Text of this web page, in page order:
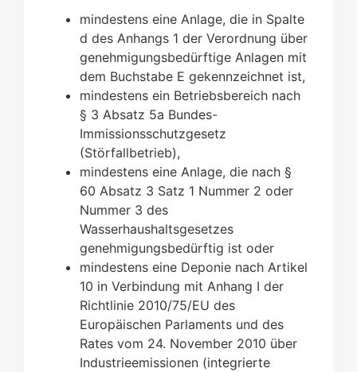
mindestens eine Anlage, die in Spalte
d des Anhangs 1 der Verordnung über
genehmigungsbedürftige Anlagen mit
dem Buchstabe E gekennzeichnet ist,
mindestens ein Betriebsbereich nach
§ 3 Absatz 5a Bundes-
Immissionsschutzgesetz
(Störfallbetrieb),
mindestens eine Anlage, die nach §
60 Absatz 3 Satz 1 Nummer 2 oder
Nummer 3 des
Wasserhaushaltsgesetzes
genehmigungsbedürftig ist oder
mindestens eine Deponie nach Artikel
10 in Verbindung mit Anhang I der
Richtlinie 2010/75/EU des
Europäischen Parlaments und des
Rates vom 24. November 2010 über
Industrieemissionen (integrierte